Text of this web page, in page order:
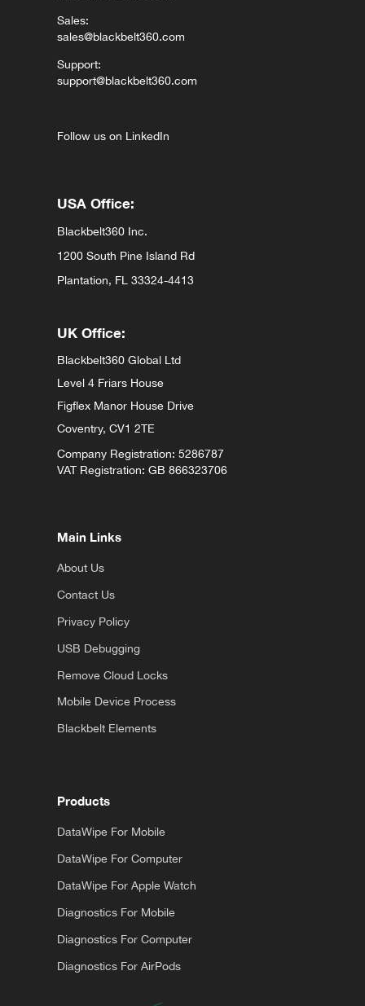
Sales:
sales@blackbelt360.com
Support:
support@blackbelt360.com
Follow us on LinkedIn
USA Office:
Blackbelt360 Inc.
1200 South Pine Island Rd
Plantation, FL 33324-4413
UK Office:
Blackbelt360 Global Ltd
Level 4 Friars House
Figflex Manor House Drive
Coventry, CV1 2TE
Company Registration: 5286787
VAT Registration: GB 866323706
Main Links
About Us
Contact Us
Privacy Policy
USB Debugging
Remove Cloud Locks
Mobile Device Process
Blackbelt Elements
Products
DataWipe For Mobile
DataWipe For Computer
DataWipe For Apple Watch
Diagnostics For Mobile
Diagnostics For Computer
Diagnostics For AirPods